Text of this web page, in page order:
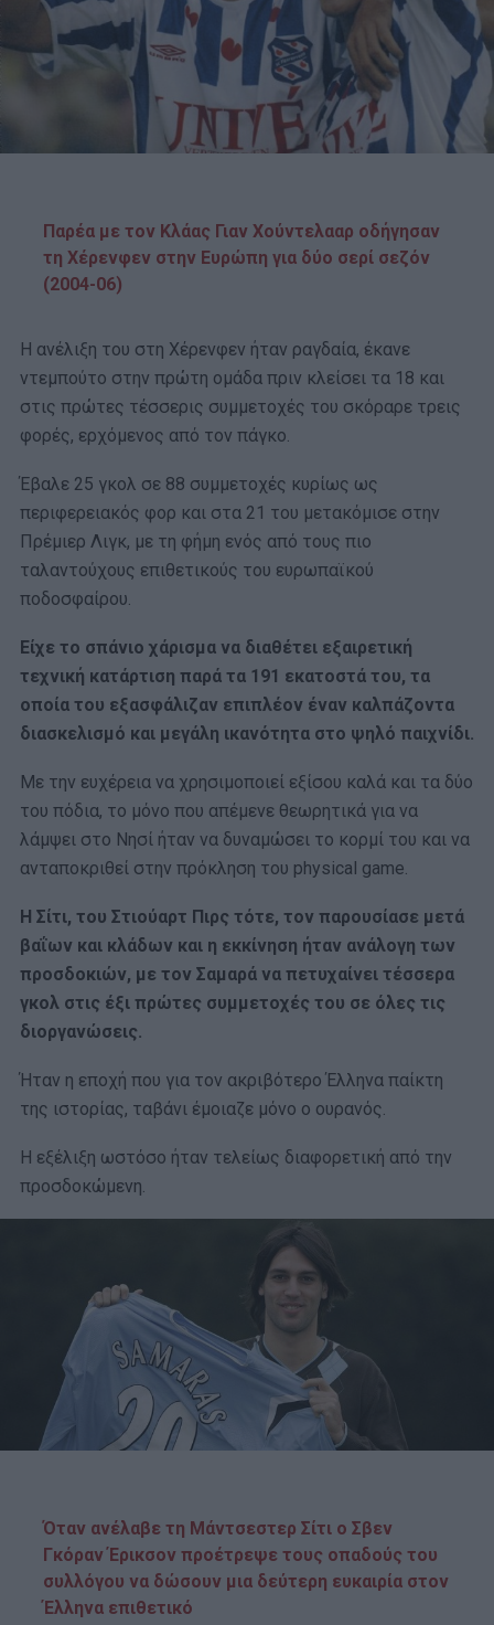
Παρέα με τον Κλάας Γιαν Χούντελααρ οδήγησαν
τη Χέρενφεν στην Ευρώπη για δύο σερί σεζόν
(2004-06)
Η ανέλιξη του στη Χέρενφεν ήταν ραγδαία, έκανε
ντεμπούτο στην πρώτη ομάδα πριν κλείσει τα 18 και
στις πρώτες τέσσερις συμμετοχές του σκόραρε τρεις
φορές, ερχόμενος από τον πάγκο.
Έβαλε 25 γκολ σε 88 συμμετοχές κυρίως ως
περιφερειακός φορ και στα 21 του μετακόμισε στην
Πρέμιερ Λιγκ, με τη φήμη ενός από τους πιο
ταλαντούχους επιθετικούς του ευρωπαϊκού
ποδοσφαίρου.
Είχε το σπάνιο χάρισμα να διαθέτει εξαιρετική
τεχνική κατάρτιση παρά τα 191 εκατοστά του, τα
οποία του εξασφάλιζαν επιπλέον έναν καλπάζοντα
διασκελισμό και μεγάλη ικανότητα στο ψηλό παιχνίδι.
Με την ευχέρεια να χρησιμοποιεί εξίσου καλά και τα δύο
του πόδια, το μόνο που απέμενε θεωρητικά για να
λάμψει στο Νησί ήταν να δυναμώσει το κορμί του και να
ανταποκριθεί στην πρόκληση του physical game.
Η Σίτι, του Στιούαρτ Πιρς τότε, τον παρουσίασε μετά
βαΐων και κλάδων και η εκκίνηση ήταν ανάλογη των
προσδοκιών, με τον Σαμαρά να πετυχαίνει τέσσερα
γκολ στις έξι πρώτες συμμετοχές του σε όλες τις
διοργανώσεις.
Ήταν η εποχή που για τον ακριβότερο Έλληνα παίκτη
της ιστορίας, ταβάνι έμοιαζε μόνο ο ουρανός.
Η εξέλιξη ωστόσο ήταν τελείως διαφορετική από την
προσδοκώμενη.
Όταν ανέλαβε τη Μάντσεστερ Σίτι ο Σβεν
Γκόραν Έρικσον προέτρεψε τους οπαδούς του
συλλόγου να δώσουν μια δεύτερη ευκαιρία στον
Έλληνα επιθετικό